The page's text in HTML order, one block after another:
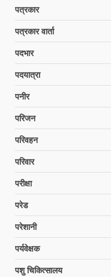
पत्रकार
पत्रकार वार्ता
पदभार
पदयात्रा
पनीर
परिजन
परिवहन
परिवार
परीक्षा
परेड
परेशानी
पर्यवेक्षक
पशु चिकित्सालय